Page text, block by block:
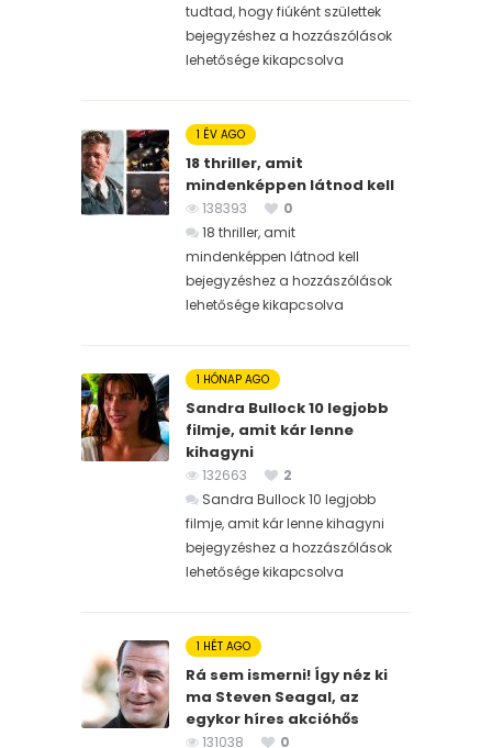
tudtad, hogy fiúként születtek
bejegyzéshez a hozzászólások
lehetősége kikapcsolva
1 ÉV AGO
18 thriller, amit
mindenképpen látnod kell
138393
0
18 thriller, amit
mindenképpen látnod kell
bejegyzéshez a hozzászólások
lehetősége kikapcsolva
1 HÓNAP AGO
Sandra Bullock 10 legjobb
filmje, amit kár lenne
kihagyni
132663
2
Sandra Bullock 10 legjobb
filmje, amit kár lenne kihagyni
bejegyzéshez a hozzászólások
lehetősége kikapcsolva
1 HÉT AGO
Rá sem ismerni! Így néz ki
ma Steven Seagal, az
egykor híres akcióhős
131038 0